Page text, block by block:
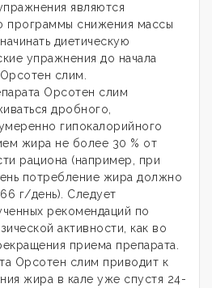
являются
программы снижения массы
диетическую
упражнения до начала
слим.
Орсотен слим
дробного,
гипокалорийного
жира не более 30 % от
рациона (например, при
потребление жира должно
г/день). Следует
рекомендаций по
активности, как во
приема препарата.
Орсотен слим приводит к
жира в кале уже спустя 24-